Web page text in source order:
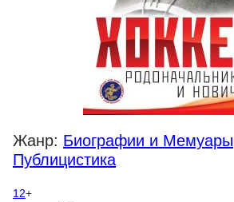
Жанр: Биографии и Мемуары
Публицистика
12+